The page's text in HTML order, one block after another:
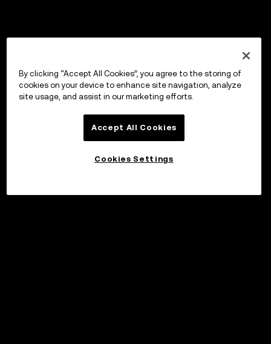
By clicking “Accept All Cookies”, you agree to the storing of
cookies on your device to enhance site navigation, analyze
site usage, and assist in our marketing efforts.
Accept All Cookies
Cookies Settings